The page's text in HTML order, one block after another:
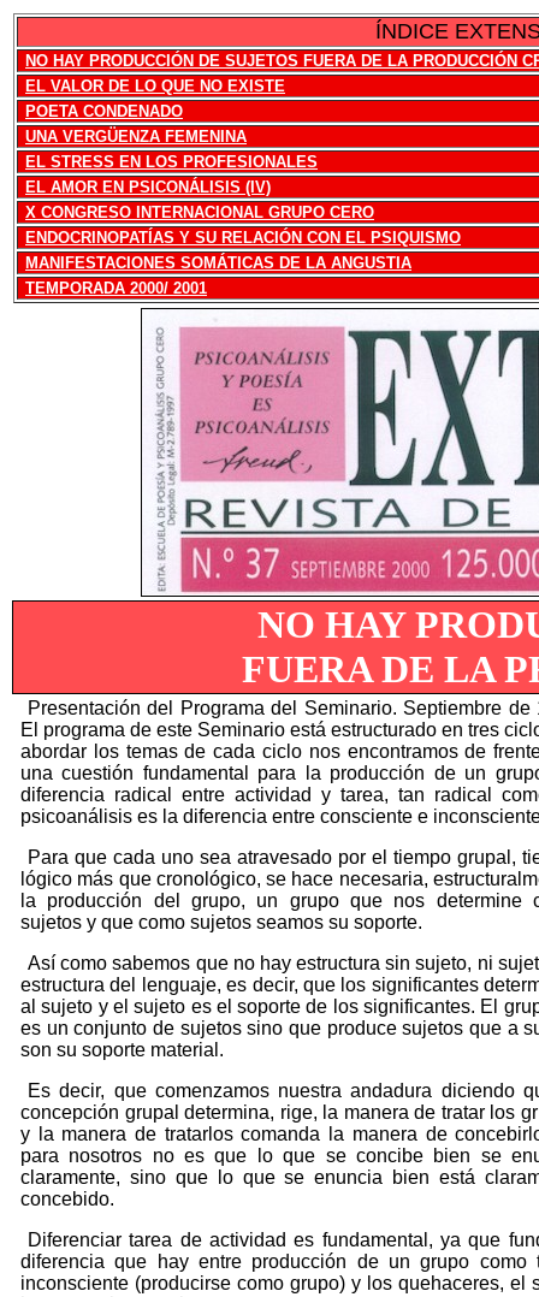
ÍNDICE
NO HAY PRODUCCIÓN DE SUJETOS FUERA DE LA PRODUCCIÓN
EL VALOR DE LO QUE NO EXISTE
POETA CONDENADO
UNA VERGÜENZA FEMENINA
EL STRESS EN LOS PROFESIONALES
EL AMOR EN PSICONÁLISIS (IV)
X CONGRESO INTERNACIONAL GRUPO CERO
ENDOCRINOPATÍAS Y SU RELACIÓN CON EL PSIQUISMO
MANIFESTACIONES SOMÁTICAS DE LA ANGUSTIA
TEMPORADA 2000/ 2001
NO HAY
FUERA DE LA
Presentación del Programa del Seminario. Septiembre de
El programa de este Seminario está estructurado en tres
abordar los temas de cada ciclo nos encontramos de
una cuestión fundamental para la producción de un
diferencia radical entre actividad y tarea, tan radical
psicoanálisis es la diferencia entre consciente e
Para que cada uno sea atravesado por el tiempo grupal,
lógico más que cronológico, se hace necesaria,
la producción del grupo, un grupo que nos determine
sujetos y que como sujetos seamos su soporte.
Así como sabemos que no hay estructura sin sujeto, ni
estructura del lenguaje, es decir, que los significantes
al sujeto y el sujeto es el soporte de los significantes. El
es un conjunto de sujetos sino que produce sujetos que a
son su soporte material.
Es decir, que comenzamos nuestra andadura diciendo
concepción grupal determina, rige, la manera de tratar los
y la manera de tratarlos comanda la manera de
para nosotros no es que lo que se concibe bien se
claramente, sino que lo que se enuncia bien está
concebido.
Diferenciar tarea de actividad es fundamental, ya que
diferencia que hay entre producción de un grupo como
inconsciente (producirse como grupo) y los quehaceres, el